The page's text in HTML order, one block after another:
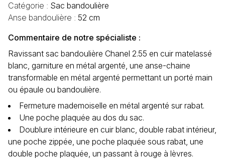
Catégorie : Sac bandoulière
Anse bandoulière : 52 cm
Commentaire de notre spécialiste :
Ravissant sac bandoulière Chanel 2.55 en cuir matelassé
blanc, garniture en métal argenté, une anse-chaine
transformable en métal argenté permettant un porté main
ou épaule ou bandoulière.
Fermeture mademoiselle en métal argenté sur rabat.
Une poche plaquée au dos du sac.
Doublure intérieure en cuir blanc, double rabat intérieur,
une poche zippée, une poche plaquée sous rabat, une
double poche plaquée, un passant à rouge à lèvres.